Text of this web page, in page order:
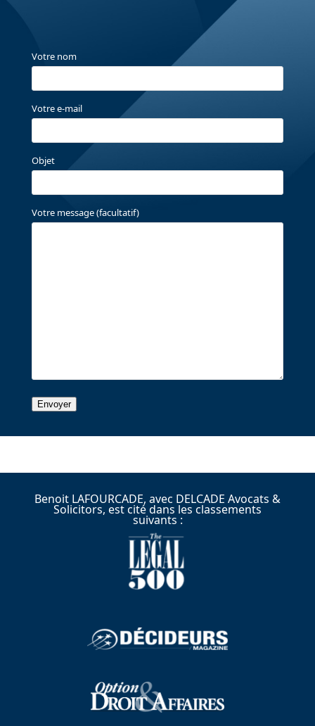
Votre nom
Votre e-mail
Objet
Votre message (facultatif)
Benoit LAFOURCADE, avec DELCADE Avocats &
Solicitors, est cité dans les classements
suivants :